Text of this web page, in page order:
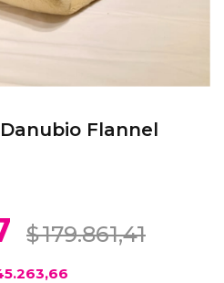
Flannel
$179.861,41